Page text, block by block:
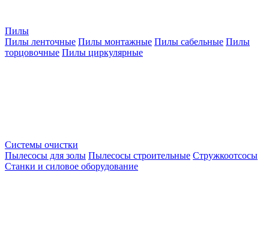
Пилы
Пилы ленточные Пилы монтажные Пилы сабельные Пилы
торцовочные Пилы циркулярные
Системы очистки
Пылесосы для золы Пылесосы строительные Стружкоотсосы
Станки и силовое оборудование